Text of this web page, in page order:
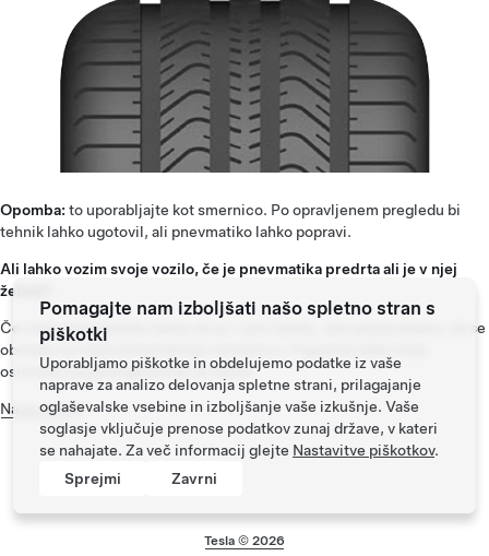
Opomba: to uporabljajte kot smernico. Po opravljenem pregledu bi
tehnik lahko ugotovil, ali pnevmatiko lahko popravi.
Ali lahko vozim svoje vozilo, če je pnevmatika predrta ali je v njej
žebelj?
Če imajo pnevmatike luknjo ali je v njih žebelj, vam priporočamo, da se
obrnete na Tesla avtomobilsko asistenco. Popravila lahko krije
osnovna omejena garancija na vozilo.
Nazaj na vrh
Tesla © 2026
Pomagajte nam izboljšati našo spletno stran s
piškotki
Uporabljamo piškotke in obdelujemo podatke iz vaše
naprave za analizo delovanja spletne strani, prilagajanje
oglaševalske vsebine in izboljšanje vaše izkušnje. Vaše
soglasje vključuje prenose podatkov zunaj države, v kateri
se nahajate. Za več informacij glejte Nastavitve piškotkov.
Sprejmi
Zavrni